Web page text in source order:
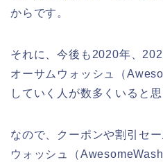
からです。
それに、今後も2020年、
オーサムウォッシュ（
していく人が数多くいると思
なので、クーポンや割引セ
ウォッシュ（